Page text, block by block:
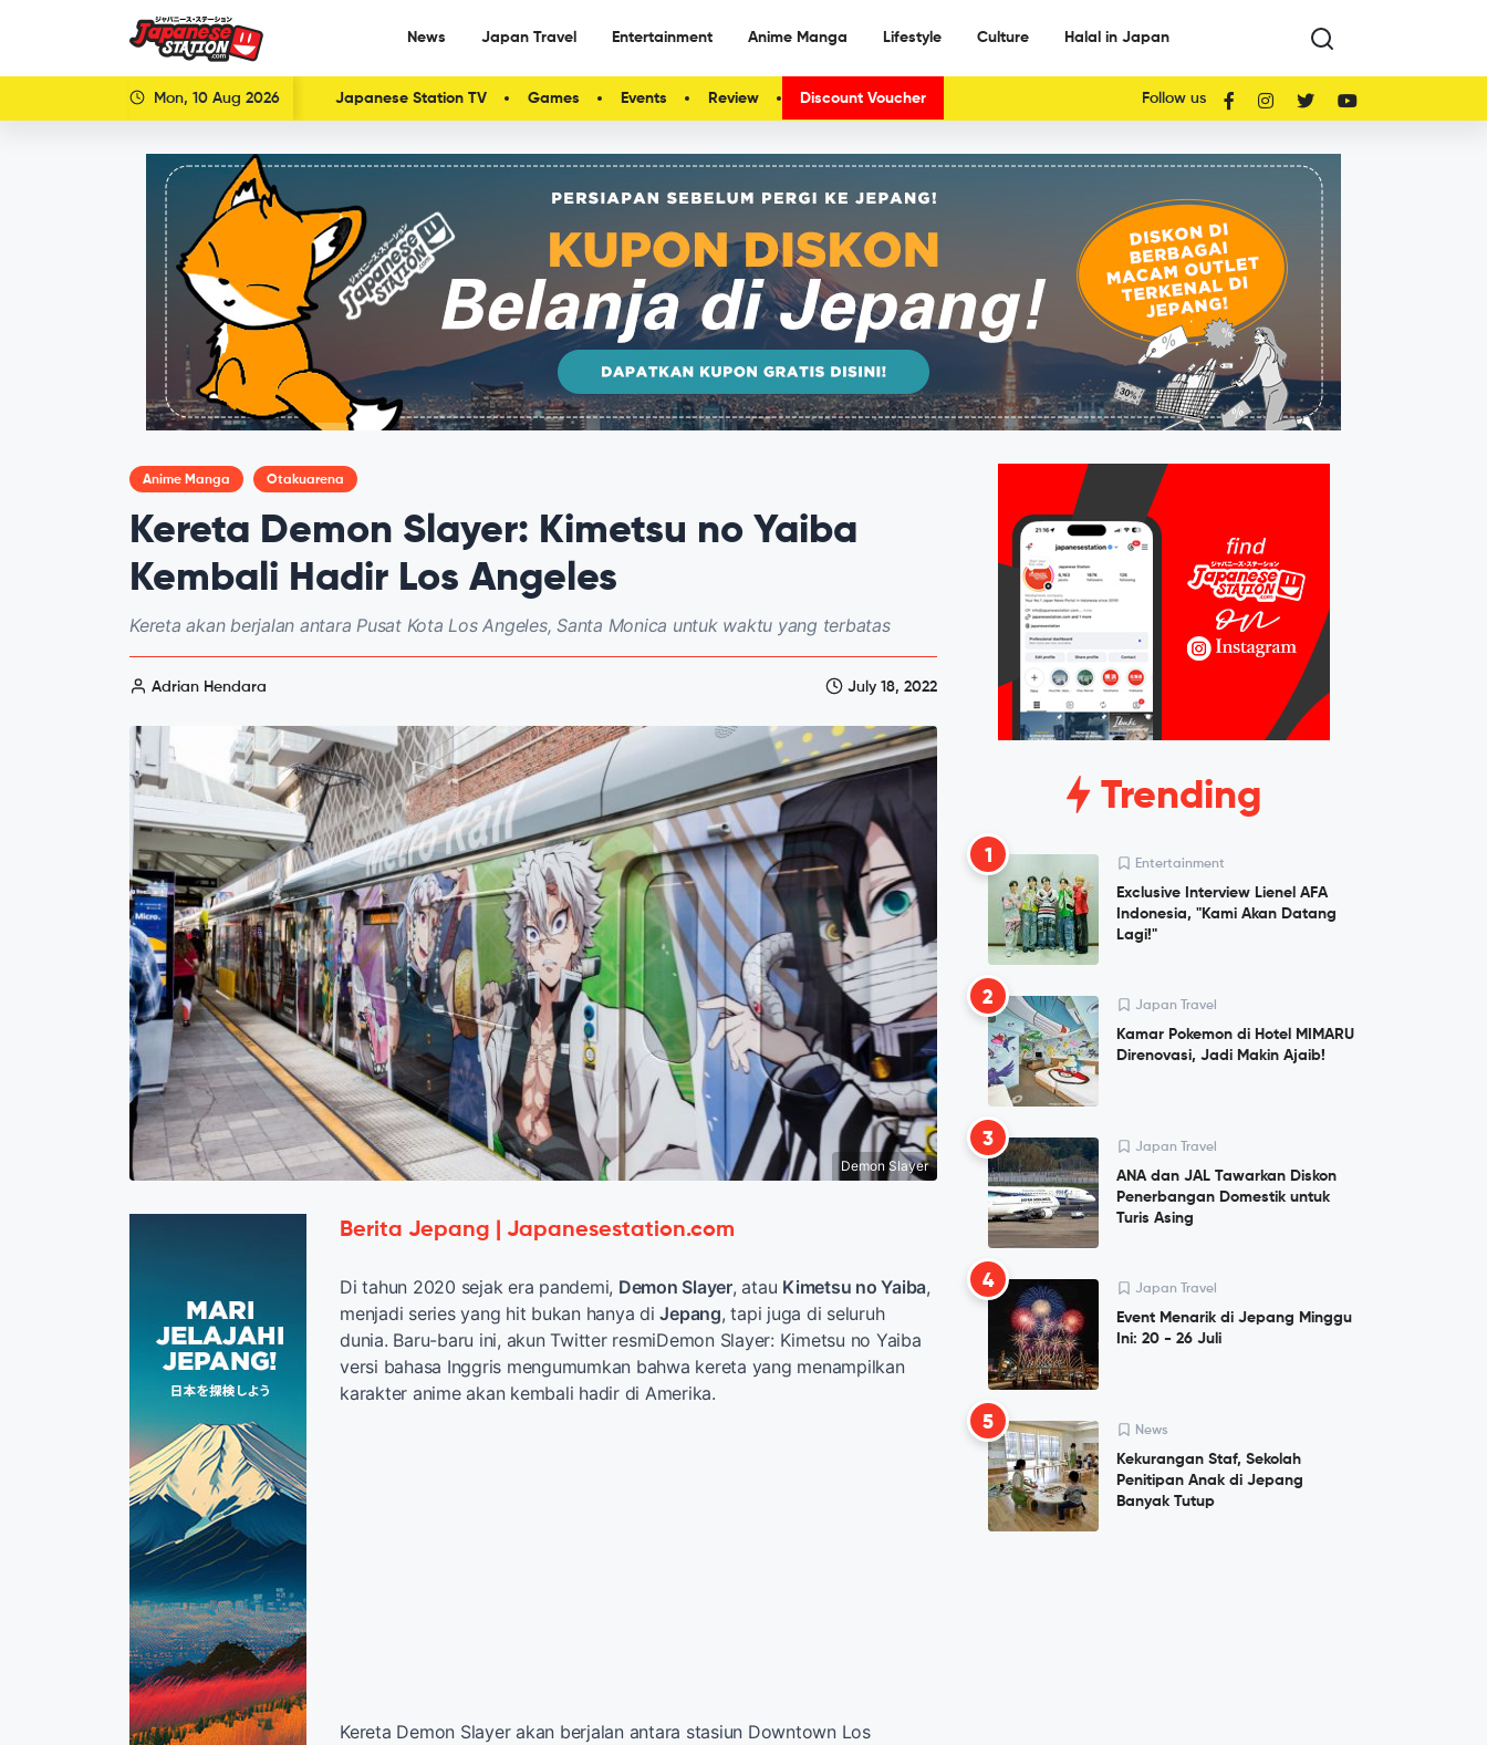
News Japan Travel Entertainment Anime Manga Lifestyle Culture Halal in Japan
Mon, 10 Aug 2026 Japanese Station TV Games Events Review Discount Voucher Follow us
Anime Manga Otakuarena
Kereta Demon Slayer: Kimetsu no Yaiba
Kembali Hadir Los Angeles
Kereta akan berjalan antara Pusat Kota Los Angeles, Santa Monica untuk waktu yang terbatas
Adrian Hendara July 18, 2022
Demon Slayer
Berita Jepang | Japanesestation.com
Di tahun 2020 sejak era pandemi, Demon Slayer, atau Kimetsu no Yaiba,
menjadi series yang hit bukan hanya diJepang, tapi juga di seluruh
dunia. Baru-baru ini, akun Twitter resmiDemon Slayer: Kimetsu no Yaiba
versi bahasa Inggris mengumumkan bahwa kereta yang menampilkan
karakter anime akan kembali hadir di Amerika.
Kereta Demon Slayer akan berjalan antara stasiun Downtown Los
Trending
1 Entertainment
Exclusive Interview Lienel AFA
Indonesia, "Kami Akan Datang
Lagi!"
2 Japan Travel
Kamar Pokemon di Hotel MIMARU
Direnovasi, Jadi Makin Ajaib!
3 Japan Travel
ANA dan JAL Tawarkan Diskon
Penerbangan Domestik untuk
Turis Asing
4 Japan Travel
Event Menarik di Jepang Minggu
Ini: 20 - 26 Juli
5 News
Kekurangan Staf, Sekolah
Penitipan Anak di Jepang
Banyak Tutup